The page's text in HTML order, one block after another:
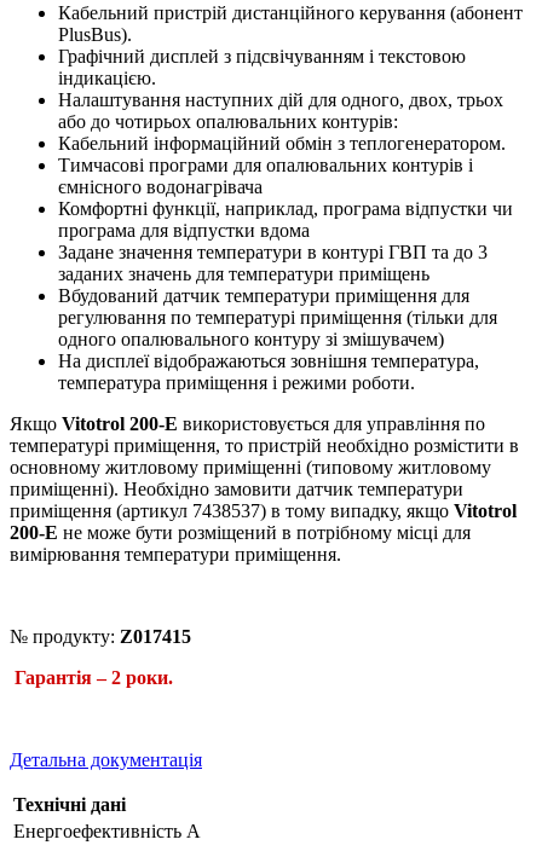
Кабельний пристрій дистанційного керування (абонент
PlusBus).
Графічний дисплей з підсвічуванням і текстовою
індикацією.
Налаштування наступних дій для одного, двох, трьох
або до чотирьох опалювальних контурів:
Кабельний інформаційний обмін з теплогенератором.
Тимчасові програми для опалювальних контурів і
ємнісного водонагрівача
Комфортні функції, наприклад, програма відпустки чи
програма для відпустки вдома
Задане значення температури в контурі ГВП та до 3
заданих значень для температури приміщень
Вбудований датчик температури приміщення для
регулювання по температурі приміщення (тільки для
одного опалювального контуру зі змішувачем)
На дисплеї відображаються зовнішня температура,
температура приміщення і режими роботи.
Якщо Vitotrol 200-E використовується для управління по
температурі приміщення, то пристрій необхідно розмістити в
основному житловому приміщенні (типовому житловому
приміщенні). Необхідно замовити датчик температури
приміщення (артикул 7438537) в тому випадку, якщо Vitotrol
200-E не може бути розміщений в потрібному місці для
вимірювання температури приміщення.
№ продукту: Z017415
Гарантія – 2 роки.
Детальна документація
Технічні дані
Енергоефективність А